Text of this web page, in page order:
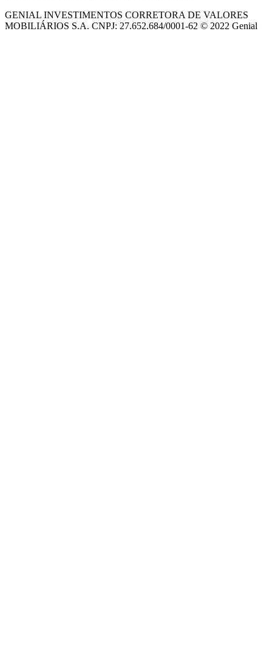
GENIAL INVESTIMENTOS CORRETORA DE VALORES
MOBILIÁRIOS S.A. CNPJ: 27.652.684/0001-62 © 2022 Genial